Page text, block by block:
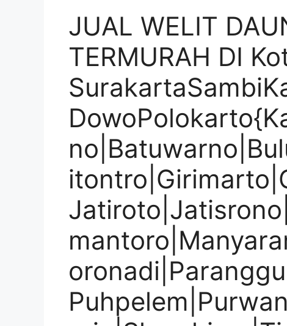
JUAL WELIT
TERMURAH DI